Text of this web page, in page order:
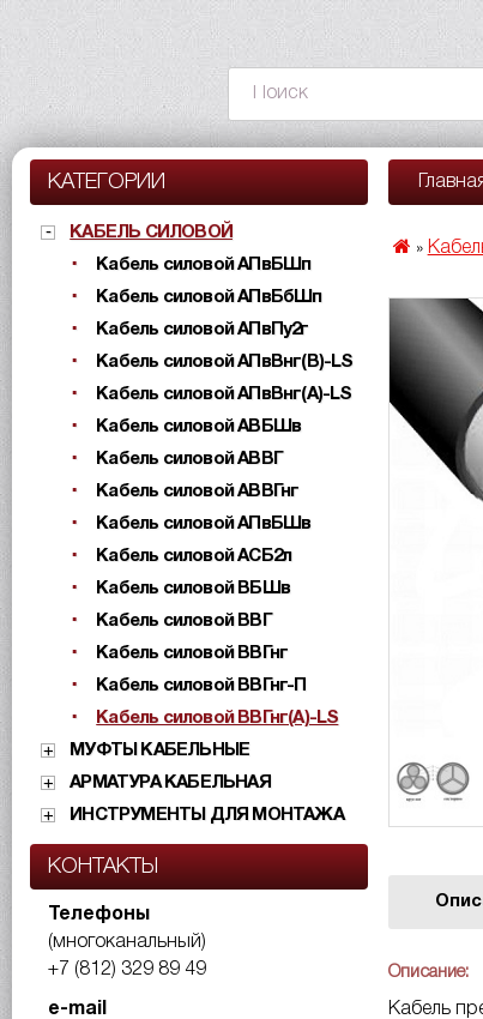
КАТЕГОРИИ
КАБЕЛЬ СИЛОВОЙ
Кабель силовой АПвБШп
Кабель силовой АПвБбШп
Кабель силовой АПвПу2г
Кабель силовой АПвВнг(B)-LS
Кабель силовой АПвВнг(A)-LS
Кабель силовой АВБШв
Кабель силовой АВВГ
Кабель силовой АВВГнг
Кабель силовой АПвБШв
Кабель силовой АСБ2л
Кабель силовой ВБШв
Кабель силовой ВВГ
Кабель силовой ВВГнг
Кабель силовой ВВГнг-П
Кабель силовой ВВГнг(А)-LS
МУФТЫ КАБЕЛЬНЫЕ
АРМАТУРА КАБЕЛЬНАЯ
ИНСТРУМЕНТЫ ДЛЯ МОНТАЖА
КОНТАКТЫ
Телефоны
(многоканальный)
+7 (812) 329 89 49
e-mail
»
Описание:
Кабель